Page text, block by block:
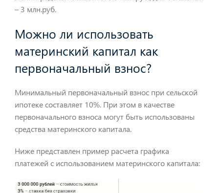
– 3 млн.руб.
Можно ли использовать
материнский капитал как
первоначальный взнос?
Минимальный первоначальный взнос при сельской
ипотеке составляет 10%. При этом в качестве
первоначального взноса могут быть использованы
средства материнского капитала.
Ниже представлен пример расчета графика
платежей с использованием материнского капитала: